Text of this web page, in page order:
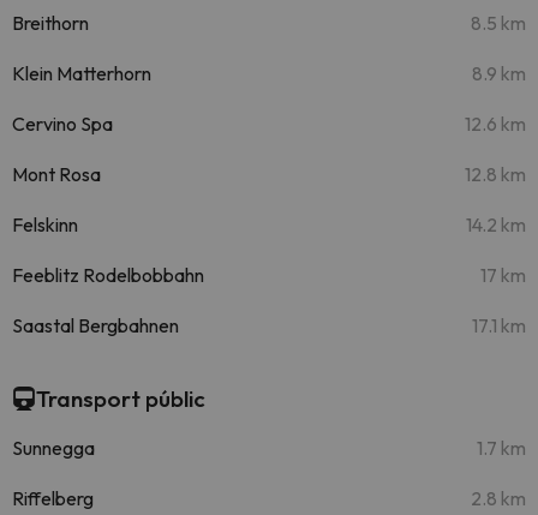
Breithorn 8.5 km
Klein Matterhorn 8.9 km
Cervino Spa 12.6 km
Mont Rosa 12.8 km
Felskinn 14.2 km
Feeblitz Rodelbobbahn 17 km
Saastal Bergbahnen 17.1 km
Transport públic
Sunnegga 1.7 km
Riffelberg 2.8 km